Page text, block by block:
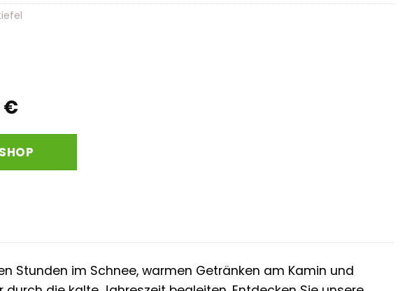
€
€Aktueller
ist:
47,95 €.
Stunden im Schnee, warmen Getränken am Kamin und